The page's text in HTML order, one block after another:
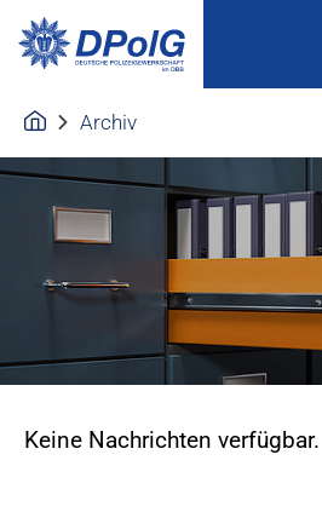
Archiv
Keine Nachrichten verfügbar.